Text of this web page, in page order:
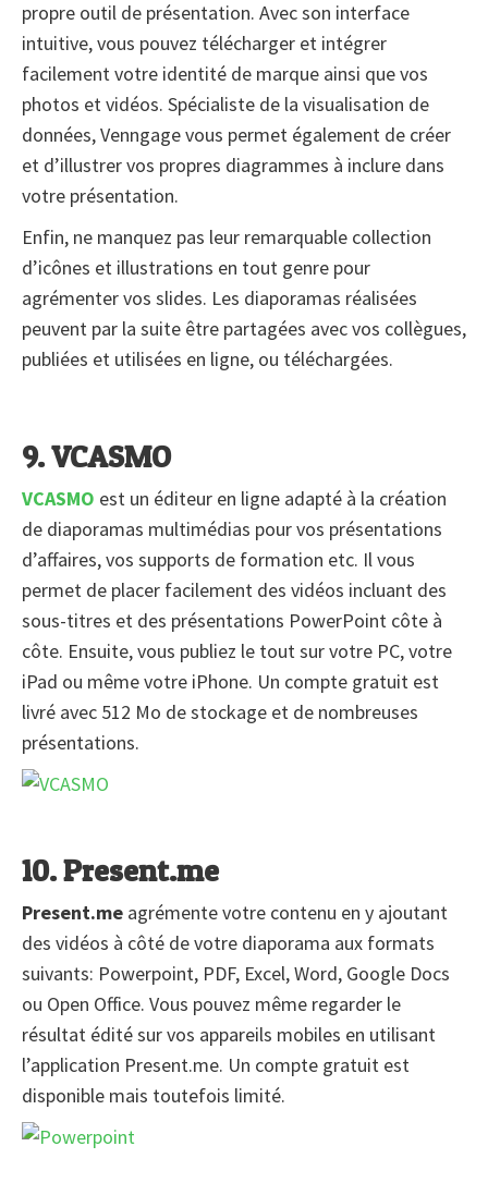
propre outil de présentation. Avec son interface
intuitive, vous pouvez télécharger et intégrer
facilement votre identité de marque ainsi que vos
photos et vidéos. Spécialiste de la visualisation de
données, Venngage vous permet également de créer
et d’illustrer vos propres diagrammes à inclure dans
votre présentation.
Enfin, ne manquez pas leur remarquable collection
d’icônes et illustrations en tout genre pour
agrémenter vos slides. Les diaporamas réalisées
peuvent par la suite être partagées avec vos collègues,
publiées et utilisées en ligne, ou téléchargées.
9. VCASMO
VCASMO est un éditeur en ligne adapté à la création
de diaporamas multimédias pour vos présentations
d’affaires, vos supports de formation etc. Il vous
permet de placer facilement des vidéos incluant des
sous-titres et des présentations PowerPoint côte à
côte. Ensuite, vous publiez le tout sur votre PC, votre
iPad ou même votre iPhone. Un compte gratuit est
livré avec 512 Mo de stockage et de nombreuses
présentations.
10. Present.me
Present.me agrémente votre contenu en y ajoutant
des vidéos à côté de votre diaporama aux formats
suivants: Powerpoint, PDF, Excel, Word, Google Docs
ou Open Office. Vous pouvez même regarder le
résultat édité sur vos appareils mobiles en utilisant
l’application Present.me. Un compte gratuit est
disponible mais toutefois limité.